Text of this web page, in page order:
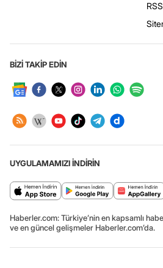
RSS
BİZİ TAKİP EDİN
UYGULAMAMIZI İNDİRİN
Haberler.com: Türkiye’nin en kapsamlı
ve en güncel gelişmeler Haberler.com’da.